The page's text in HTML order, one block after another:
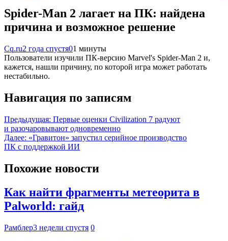
Spider-Man 2 лагает на ПК: найдена
причина и возможное решение
Cq.ru2 года спустя01 минуты
Пользователи изучили ПК-версию Marvel's Spider-Man 2 и,
кажется, нашли причину, по которой игра может работать
нестабильно.
Навигация по записям
Предыдущая: Первые оценки Civilization 7 радуют
и разочаровывают одновременно
Далее: «Гравитон» запустил серийное производство
ПК с поддержкой ИИ
Похожие новости
Как найти фрагменты метеорита в
Palworld: гайд
Рамблер3 недели спустя 0